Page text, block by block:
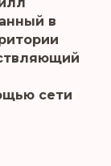
в
сети